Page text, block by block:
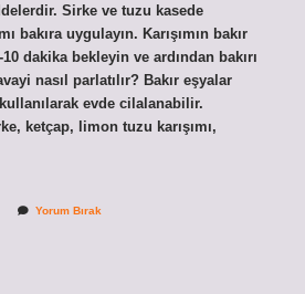
Sirke ve tuzu kasede
bakıra uygulayın. Karışımın bakır
dakika bekleyin ve ardından bakırı
nasıl parlatılır? Bakır eşyalar
evde cilalanabilir.
ketçap, limon tuzu karışımı,
Yorum Bırak